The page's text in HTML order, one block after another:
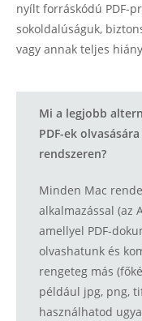
nyílt forráskódú PDF-
sokoldalúságuk,
vagy annak teljes
Mi a legjobb
PDF-ek
rendszeren?
Minden Mac
alkalmazással (az
amellyel PDF-
olvashatunk és
rengeteg más
például jpg, png,
használhatod